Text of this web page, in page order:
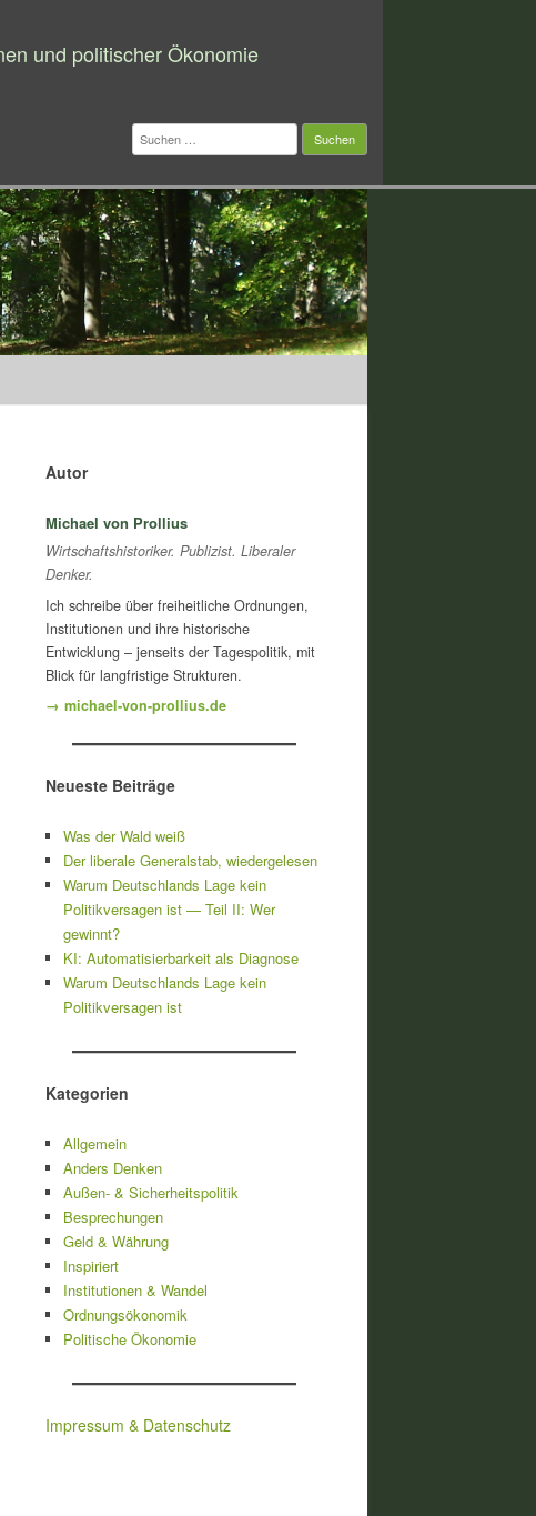
und politischer Ökonomie
Suchen
nach:
Autor
Michael von Prollius
Wirtschaftshistoriker. Publizist. Liberaler
Denker.
Ich schreibe über freiheitliche Ordnungen,
Institutionen und ihre historische
Entwicklung – jenseits der Tagespolitik, mit
Blick für langfristige Strukturen.
→ michael-von-prollius.de
Neueste Beiträge
Was der Wald weiß
Der liberale Generalstab, wiedergelesen
Warum Deutschlands Lage kein
Politikversagen ist — Teil II: Wer
gewinnt?
KI: Automatisierbarkeit als Diagnose
Warum Deutschlands Lage kein
Politikversagen ist
Kategorien
Allgemein
Anders Denken
Außen- & Sicherheitspolitik
Besprechungen
Geld & Währung
Inspiriert
Institutionen & Wandel
Ordnungsökonomik
Politische Ökonomie
Impressum & Datenschutz